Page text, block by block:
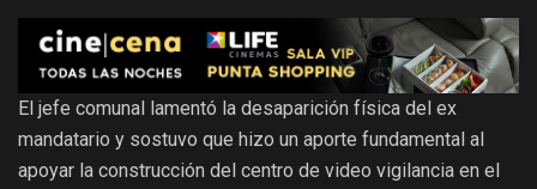
El jefe comunal lamentó la desaparición física del ex
mandatario y sostuvo que hizo un aporte fundamental al
apoyar la construcción del centro de video vigilancia en el